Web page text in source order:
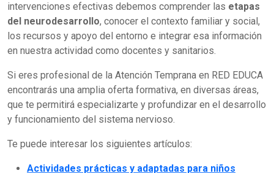
intervenciones efectivas debemos comprender las etapas
del neurodesarrollo, conocer el contexto familiar y social,
los recursos y apoyo del entorno e integrar esa información
en nuestra actividad como docentes y sanitarios.
Si eres profesional de la Atención Temprana en RED EDUCA
encontrarás una amplia oferta formativa, en diversas áreas,
que te permitirá especializarte y profundizar en el desarrollo
y funcionamiento del sistema nervioso.
Te puede interesar los siguientes artículos:
Actividades prácticas y adaptadas para niños